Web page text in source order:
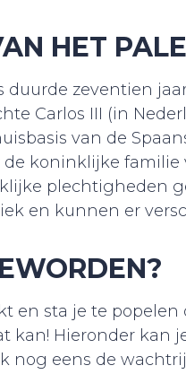
HET
duurde zeventien
Carlos III (in
van de
koninklijke
plechtigheden
en kunnen er
en sta je te
kan! Hieronder kan
nog eens de